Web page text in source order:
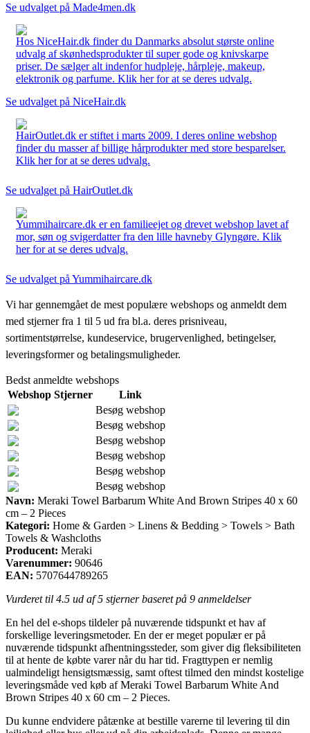
Se udvalget på Made4men.dk
Hos NiceHair.dk finder du Danmarks absolut største online
udvalg af skønhedsprodukter til super gode og knivskarpe
priser. De sælger alt indenfor hudpleje, hårpleje, makeup,
elektronik og parfume. Klik her for at se deres udvalg.
Se udvalget på NiceHair.dk
HairOutlet.dk er stiftet i marts 2009. I deres online webshop
finder du masser af billige hårprodukter med store besparelser.
Klik her for at se deres udvalg.
Se udvalget på HairOutlet.dk
Yummihaircare.dk er en familieejet og drevet webshop lavet af
mor, søn og svigerdatter fra den lille havneby Glyngøre. Klik
her for at se deres udvalg.
Se udvalget på Yummihaircare.dk
Vi har gennemgået de mest populære webshops og anmeldt dem
med stjerner fra 1 til 5 ud fra bl.a. deres prisniveau,
sortimentstørrelse, kundeservice, brugervenlighed, betingelser,
leveringsformer og betalingsmuligheder.
Bedst anmeldte webshops
Webshop Stjerner
Link
Besøg webshop
Besøg webshop
Besøg webshop
Besøg webshop
Besøg webshop
Besøg webshop
Navn: Meraki Towel Barbarum White And Brown Stripes 40 x 60
cm – 2 Pieces
Kategori: Home & Garden > Linens & Bedding > Towels > Bath
Towels & Washcloths
Producent: Meraki
Varenummer: 90646
EAN: 5707644789265
Vurderet til 4.5 ud af 5 stjerner baseret på 9 anmeldelser
En hel del e-shops tildeler på nuværende tidspunkt et hav af
forskellige leveringsmetoder. En der er meget populær er på
nuværende tidspunkt afhentningssteder, som giver dig fleksibiliteten
til at hente de købte varer når du har tid. Fragttypen er nemlig
ualmindeligt hensigtsmæssig, samt oftest tilmed den mindst kostelige
leveringsmåde ved køb af Meraki Towel Barbarum White And
Brown Stripes 40 x 60 cm – 2 Pieces.
Du kunne endvidere påtænke at bestille varerne til levering til din